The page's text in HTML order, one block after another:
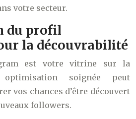
votre secteur.
du profil
la découvrabilité
est votre vitrine sur la
soignée peut
vos chances d’être découvert
followers.